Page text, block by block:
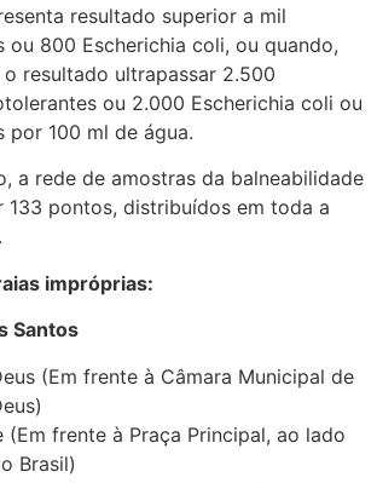
resultado superior a mil
ou 800 Escherichia coli, ou quando,
resultado ultrapassar 2.500
ou 2.000 Escherichia coli ou
por 100 ml de água.
a rede de amostras da balneabilidade
133 pontos, distribuídos em toda a
impróprias:
Santos
(Em frente à Câmara Municipal de
(Em frente à Praça Principal, ao lado
Brasil)